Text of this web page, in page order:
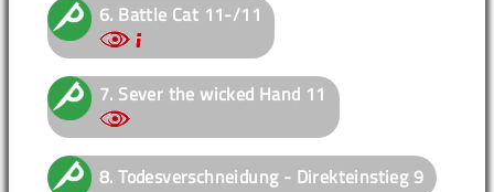
6. Battle Cat 11-/11
7. Sever the wicked Hand 11
8.Todesverschneidung - Direkteinstieg9